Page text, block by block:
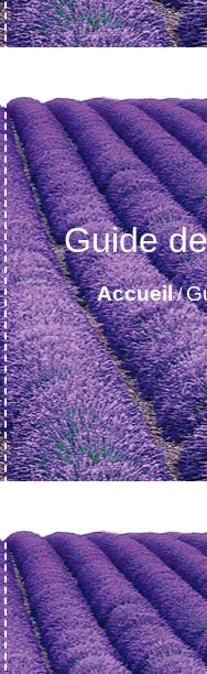
Guide
Accueil/